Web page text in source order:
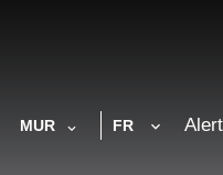
MUR FR